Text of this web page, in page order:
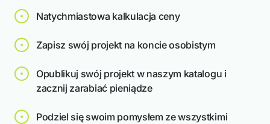
Natychmiastowa kalkulacja ceny
Zapisz swój projekt na koncie osobistym
Opublikuj swój projekt w naszym katalogu i
zacznij zarabiać pieniądze
Podziel się swoim pomysłem ze wszystkimi